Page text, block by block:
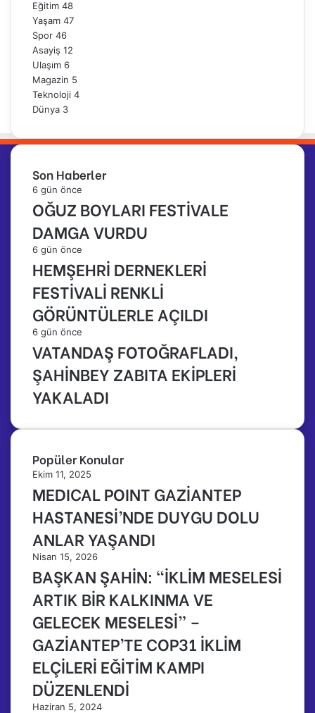
Eğitim 48
Yaşam 47
Spor 46
Asayiş 12
Ulaşım 6
Magazin 5
Teknoloji 4
Dünya 3
Son Haberler
6 gün önce
OĞUZ BOYLARI FESTİVALE
DAMGA VURDU
6 gün önce
HEMŞEHRİ DERNEKLERİ
FESTİVALİ RENKLİ
GÖRÜNTÜLERLE AÇILDI
6 gün önce
VATANDAŞ FOTOĞRAFLADI,
ŞAHİNBEY ZABITA EKİPLERİ
YAKALADI
Popüler Konular
Ekim 11, 2025
MEDICAL POINT GAZİANTEP
HASTANESİ’NDE DUYGU DOLU
ANLAR YAŞANDI
Nisan 15, 2026
BAŞKAN ŞAHİN: “İKLİM MESELESİ
ARTIK BİR KALKINMA VE
GELECEK MESELESİ” –
GAZİANTEP’TE COP31 İKLİM
ELÇİLERİ EĞİTİM KAMPI
DÜZENLENDİ
Haziran 5, 2024